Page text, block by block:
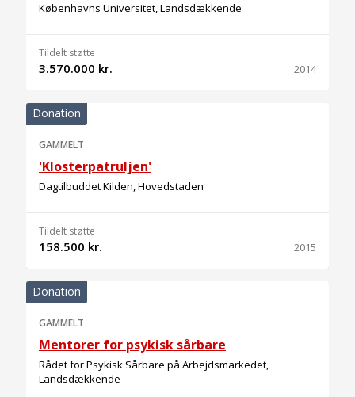
Københavns Universitet, Landsdækkende
Tildelt støtte
3.570.000 kr. 2014
Donation
GAMMELT
'Klosterpatruljen'
Dagtilbuddet Kilden, Hovedstaden
Tildelt støtte
158.500 kr. 2015
Donation
GAMMELT
Mentorer for psykisk sårbare
Rådet for Psykisk Sårbare på Arbejdsmarkedet,
Landsdækkende